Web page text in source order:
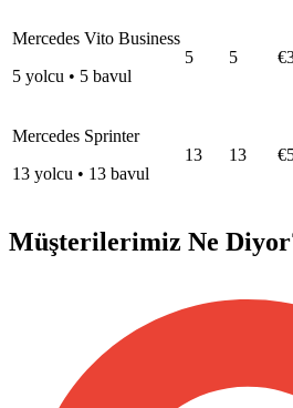
Mercedes Vito Business
5 yolcu • 5 bavul
5 5
Mercedes Sprinter
13 yolcu • 13 bavul
13 13
Müşterilerimiz Ne